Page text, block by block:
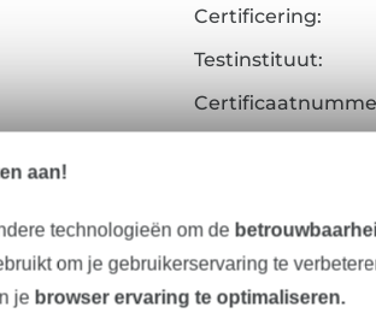
Certificering:
Testinstituut:
aan!
technologieën om de
om je gebruikerservaring te
je browser ervaring te optimaliseren.